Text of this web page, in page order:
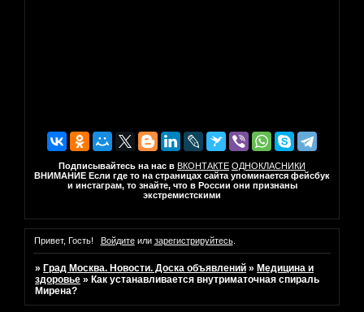
Подписывайтесь на нас в ВКОНТАКТЕ ОДНОКЛАСНИКИ
ВНИМАНИЕ Если где то на страницах сайта упоминается фейсбук
и инстаграм, то знайте, что в России они признаны
экстремистскими
Привет, Гость! Войдитеили зарегистрируйтесь.
» Град Москва. Новости. Доска объявлений » Медицина и
здоровье » Как устанавливается внутриматочная спираль
Мирена?